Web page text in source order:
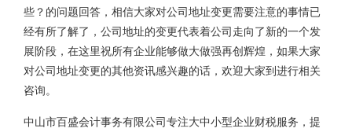
些？的问题回答，相信大家对公司地址变更需要注意的事情已
经有所了解了，公司地址的变更代表着公司走向了新的一个发
展阶段，在这里祝所有企业能够做大做强再创辉煌，如果大家
对公司地址变更的其他资讯感兴趣的话，欢迎大家到进行相关
咨询。
中山市百盛会计事务有限公司专注大中小型企业财税服务，提